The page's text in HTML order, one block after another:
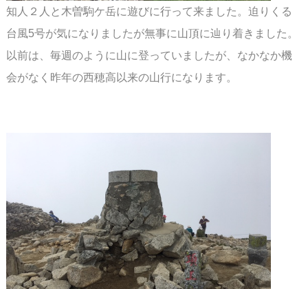
知人２人と木曽駒ケ岳に遊びに行って来ました。迫りくる
台風5号が気になりましたが無事に山頂に辿り着きました。
以前は、毎週のように山に登っていましたが、なかなか機
会がなく昨年の西穂高以来の山行になります。